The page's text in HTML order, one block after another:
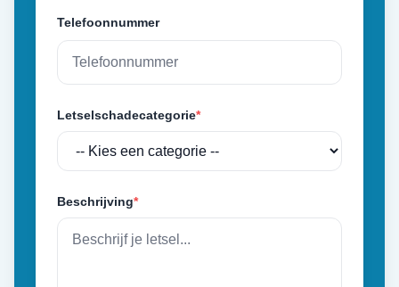
Telefoonnummer
Letselschadecategorie*
Beschrijving*